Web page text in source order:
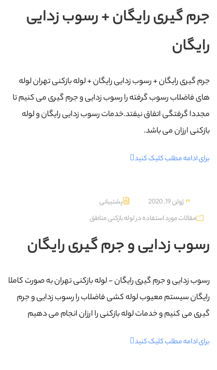
جرم گیری رایگان + رسوب زدایی
رایگان
جرم گیری رایگان + رسوب زدایی رایگان + لوله بازکنی تهران لوله
های فاضلاب رسوب گرفته را رسوب زدایی و جرم گیری می کنیم تا
مجددا گرفتگی اتفاق نیفتد.خدمات رسوب زدایی رایگان و لوله
بازکنی ارزان می باشد.
برای ادامه مطلب کلیک کنید
ژوئن 19, 2020
پشتیبانی
مقالات مورد استفاده در لوله بازکنی مناطق
رسوب زدایی و جرم گیری رایگان
رسوب زدایی و جرم گیری رایگان - لوله بازکنی تهران به صورت کاملا
رایگان سیستم معیوب لوله کشی فاضلاب را رسوب زدایی و جرم
گیری می کنیم و خدمات لوله بازکنی را ارزان انجام می دهیم
برای ادامه مطلب کلیک کنید